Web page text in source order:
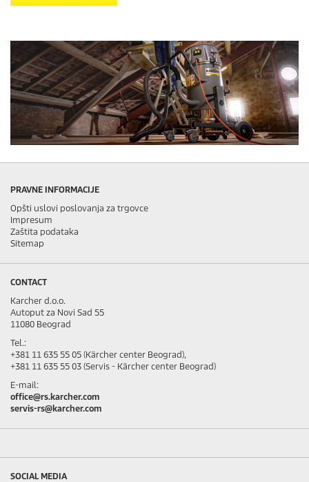
PRAVNE INFORMACIJE
Opšti uslovi poslovanja za trgovce
Impresum
Zaštita podataka
Sitemap
CONTACT
Karcher d.o.o.
Autoput za Novi Sad 55
11080 Beograd
Tel.:
+381 11 635 55 05 (Kärcher center Beograd),
+381 11 635 55 03 (Servis - Kärcher center Beograd)
E-mail:
office@rs.karcher.com
servis-rs@karcher.com
SOCIAL MEDIA